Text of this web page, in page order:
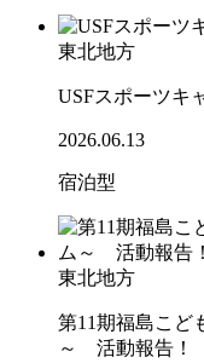
東北地方
USFスポーツキ
2026.06.13
宿泊型
東北地方
第11期福島こど
～ 活動報告！